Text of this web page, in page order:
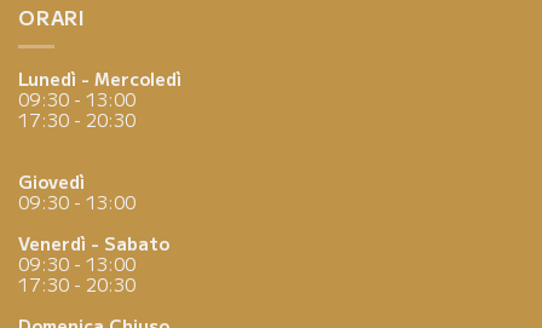
ORARI
Lunedì - Mercoledì
09:30 - 13:00
17:30 - 20:30
Giovedì
09:30 - 13:00
Venerdì - Sabato
09:30 - 13:00
17:30 - 20:30